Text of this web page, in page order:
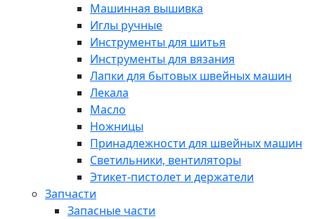
Машинная вышивка
Иглы ручные
Инструменты для шитья
Инструменты для вязания
Лапки для бытовых швейных машин
Лекала
Масло
Ножницы
Принадлежности для швейных машин
Светильники, вентиляторы
Этикет-пистолет и держатели
Запчасти
Запасные части